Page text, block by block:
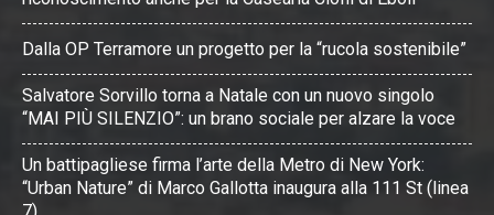
Dalla OP Terramore un progetto per la “rucola sostenibile”
Salvatore Sorvillo torna a Natale con un nuovo singolo
“MAI PIÙ SILENZIO”: un brano sociale per alzare la voce
Un battipagliese firma l’arte della Metro di New York:
“Urban Nature” di Marco Gallotta inaugura alla 111 St (linea